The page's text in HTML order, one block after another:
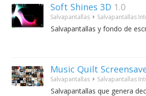
Soft Shines 3D 1.0
Salvapantallas Salvapantallas
Salvapantallas y fondo de
Music Quilt
Salvapantallas Salvapantallas
Salvapantallas que genera